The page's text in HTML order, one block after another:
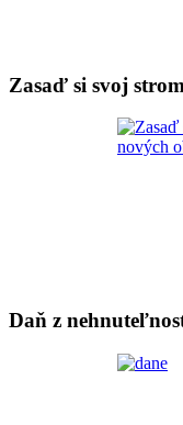
Zasaď si svoj
Daň z